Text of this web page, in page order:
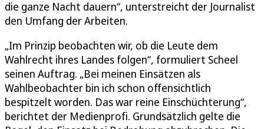
die ganze Nacht dauern“, unterstreicht der Journalist
den Umfang der Arbeiten.
„Im Prinzip beobachten wir, ob die Leute dem
Wahlrecht ihres Landes folgen“, formuliert Scheel
seinen Auftrag. „Bei meinen Einsätzen als
Wahlbeobachter bin ich schon offensichtlich
bespitzelt worden. Das war reine Einschüchterung“,
berichtet der Medienprofi. Grundsätzlich gelte die